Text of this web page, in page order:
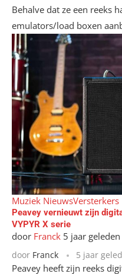
Behalve dat ze een reeks
emulators/load boxen
Muziek NieuwsVersterkers
Peavey vernieuwt zijn
VYPYR X serie
door Franck 5 jaar geleden
door Franck 5 jaar
Peavey heeft zijn reeks